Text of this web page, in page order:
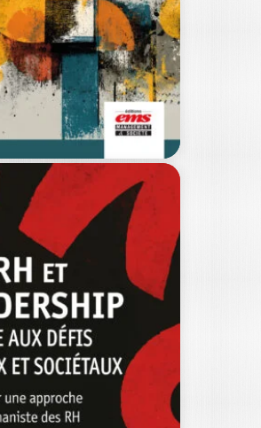
|OLIVIER MEIER
of scientific knowledge
Going far
25,00€
DE